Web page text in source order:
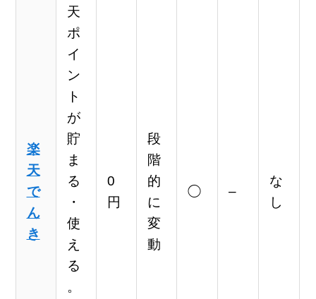
楽
天
で
ん
き
天
ポ
イ
ン
ト
が
貯
ま
る
・
使
え
る
。
0
円
段
階
的
に
変
動
◯ –
な
し